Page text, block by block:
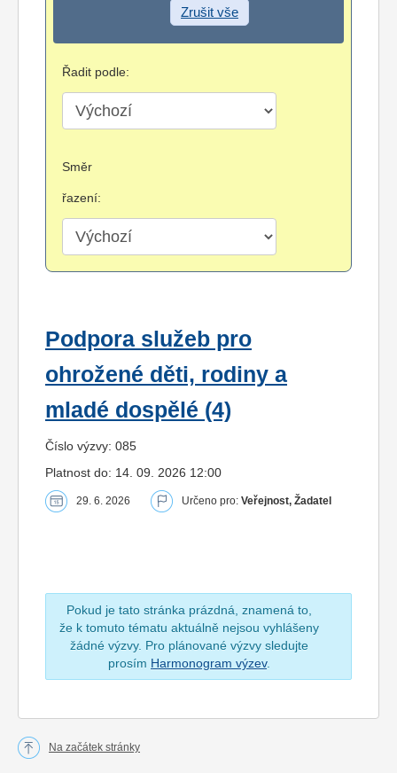
Zrušit vše
Řadit podle:
Směr
řazení:
Podpora služeb pro
ohrožené děti, rodiny a
mladé dospělé (4)
Číslo výzvy: 085
Platnost do: 14. 09. 2026 12:00
29. 6. 2026 Určeno pro: Veřejnost, Žadatel
Pokud je tato stránka prázdná, znamená to,
že k tomuto tématu aktuálně nejsou vyhlášeny
žádné výzvy. Pro plánované výzvy sledujte
prosím Harmonogram výzev.
Na začátek stránky